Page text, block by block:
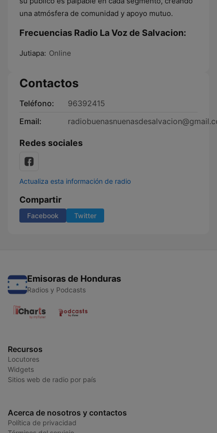
una atmósfera de comunidad y apoyo mutuo.
Frecuencias Radio La Voz de Salvacion:
Jutiapa: Online
Contactos
Teléfono:
96392415
Email:
Redes sociales
Actualiza esta información de radio
Compartir
Facebook Twitter
Emisoras de Honduras
Radios y Podcasts
Recursos
Locutores
Widgets
Sitios web de radio por país
Acerca de nosotros y contactos
Política de privacidad